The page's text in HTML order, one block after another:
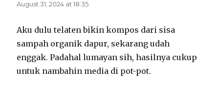
August 31, 2024 at 18:35
Aku dulu telaten bikin kompos dari sisa
sampah organik dapur, sekarang udah
enggak. Padahal lumayan sih, hasilnya cukup
untuk nambahin media di pot-pot.